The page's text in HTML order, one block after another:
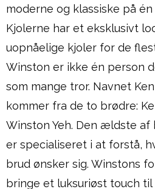
moderne og klassiske på
Kjolerne har et eksklusivt
uopnåelige kjoler for de
Winston er ikke én person
som mange tror. Navnet
kommer fra de to brødre:
Winston Yeh. Den ældste af
er specialiseret i at forstå,
brud ønsker sig. Winstons
bringe et luksuriøst touch